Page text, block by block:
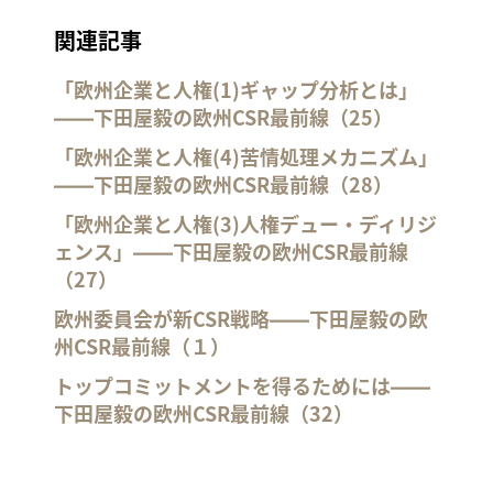
関連記事
「欧州企業と人権(1)ギャップ分析とは」
――下田屋毅の欧州CSR最前線（25）
「欧州企業と人権(4)苦情処理メカニズム」
――下田屋毅の欧州CSR最前線（28）
「欧州企業と人権(3)人権デュー・ディリジ
ェンス」――下田屋毅の欧州CSR最前線
（27）
欧州委員会が新CSR戦略――下田屋毅の欧
州CSR最前線（１）
トップコミットメントを得るためには――
下田屋毅の欧州CSR最前線（32）